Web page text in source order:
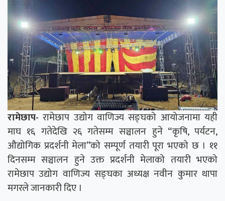
रामेछाप- रामेछाप उद्योग वाणिज्य सङ्घको आयोजनामा यही
माघ १६ गतेदेखि २६ गतेसम्म सञ्चालन हुने “कृषि, पर्यटन,
औद्योगिक प्रदर्शनी मेला”को सम्पूर्ण तयारी पूरा भएको छ । ११
दिनसम्म सञ्चालन हुने उक्त प्रदर्शनी मेलाको तयारी भएको
रामेछाप उद्योग वाणिज्य सङ्घका अध्यक्ष नवीन कुमार थापा
मगरले जानकारी दिए ।